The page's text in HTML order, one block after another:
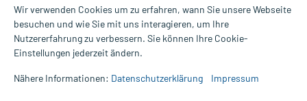
Bewertungen mit durchschnittlich 4,7 von 5 Sternen abgegeben.
Alle Preise gelten inkl. MwSt., ggf. zzgl. Versandkosten
Informationen auf dieser Website werden ausschließlich für
die Untersuchung und Behandlung durch einen Arzt. Bitte
Wir verwenden Cookies um zu erfahren, wann Sie unsere Webseite
besuchen und wie Sie mit uns interagieren, um Ihre
Nutzererfahrung zu verbessern. Sie können Ihre Cookie-
Einstellungen jederzeit ändern.
Nähere Informationen: Datenschutzerklärung Impressum